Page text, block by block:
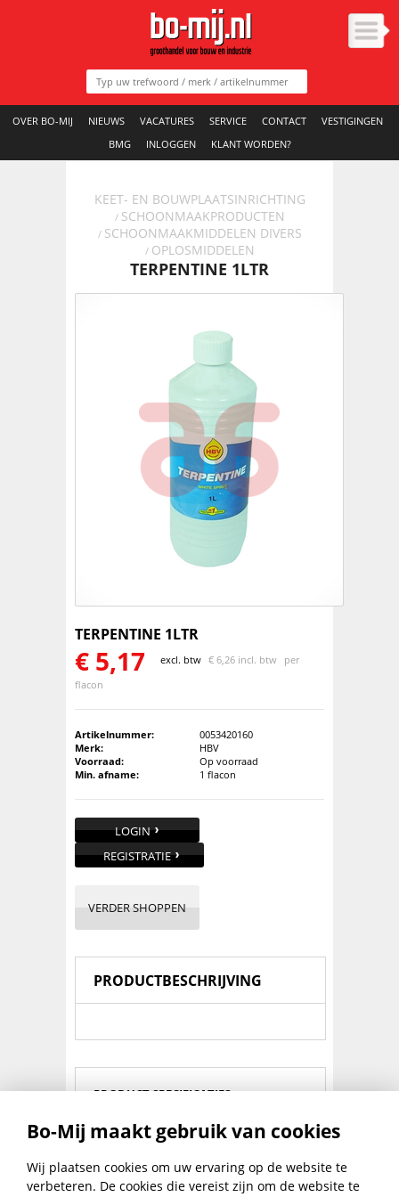
OVER BO-MIJ NIEUWS VACATURES SERVICE CONTACT
VESTIGINGEN
BMG
INLOGGEN KLANT WORDEN?
KEET- EN BOUWPLAATSINRICHTING
/ SCHOONMAAKPRODUCTEN
/ SCHOONMAAKMIDDELEN DIVERS
/ OPLOSMIDDELEN
TERPENTINE 1LTR
TERPENTINE 1LTR
€ 5,17 excl. btw € 6,26 incl. btw per
flacon
Artikelnummer:
0053420160
Merk:
HBV
Voorraad:
Op voorraad
Min. afname:
1 flacon
LOGIN
REGISTRATIE
VERDER SHOPPEN
PRODUCTBESCHRIJVING
PRODUCT SPECIFICATIES
Inhoud:1 Ltr
Toepassing: Verdunnen/ontvetten etc
Materiaalsoort: Terpentine
Bo-Mij maakt gebruik van cookies
Wij plaatsen cookies om uw ervaring op de website te
verbeteren. De cookies die vereist zijn om de website te